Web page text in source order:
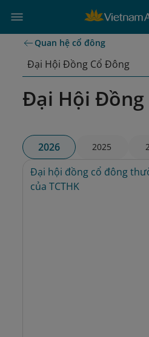
Quan hệ cổ đông
Đại Hội Đồng Cổ Đông
Đại Hội Đồng
2026 2025
Đại hội đồng cổ đông
của TCTHK